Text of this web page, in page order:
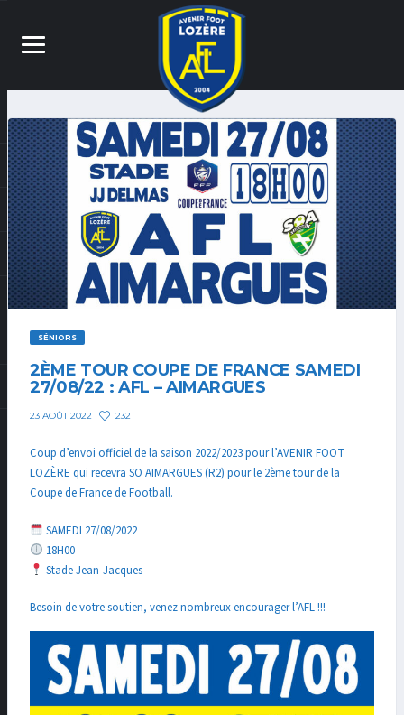
SÉNIORS
2ÈME TOUR COUPE DE FRANCE SAMEDI
27/08/22 : AFL – AIMARGUES
23 AOÛT 2022 232
Coup d’envoi officiel de la saison 2022/2023 pour l’AVENIR FOOT
LOZÈRE qui recevra SO AIMARGUES (R2) pour le 2ème tour de la
Coupe de France de Football.
SAMEDI 27/08/2022
18H00
Stade Jean-Jacques
Besoin de votre soutien, venez nombreux encourager l’AFL !!!